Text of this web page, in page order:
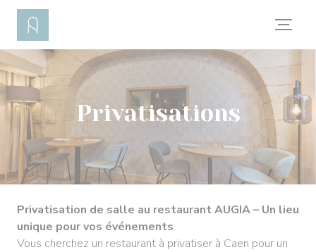
Personnalisation de vos choix en matière de cookies
Privatisations
Privatisation de salle au restaurant AUGIA – Un lieu
unique pour vos événements
Vous cherchez un restaurant à privatiser à Caen pour un